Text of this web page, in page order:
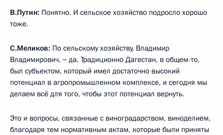
В.Путин: Понятно. И сельское хозяйство подросло хорошо
тоже.
С.Меликов: По сельскому хозяйству, Владимир
Владимирович, ‒ да. Традиционно Дагестан, в общем-то,
был субъектом, который имел достаточно высокий
потенциал в агропромышленном комплексе, и сегодня мы
делаем всё для того, чтобы этот потенциал вернуть.
Это и вопросы, связанные с виноградарством, виноделием,
благодаря тем нормативным актам, которые были приняты